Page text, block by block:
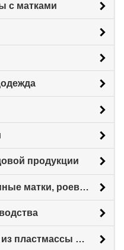
с матками
продукции
Пчелиные отводки, пчелиные матки, роевни
Пчеловодный инвентарь из пластмассы для пасеки